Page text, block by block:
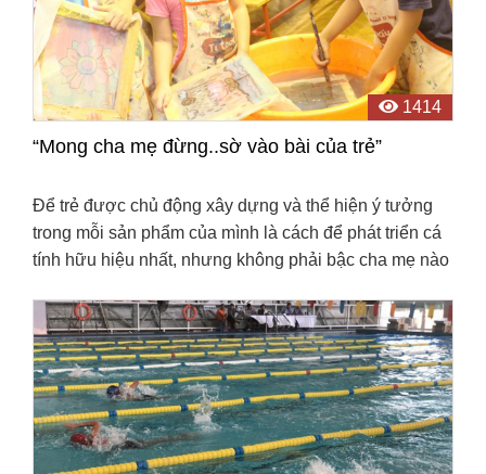
1414
“Mong cha mẹ đừng..sờ vào bài của trẻ”
Để trẻ được chủ động xây dựng và thể hiện ý tưởng
trong mỗi sản phẩm của mình là cách để phát triển cá
tính hữu hiệu nhất, nhưng không phải bậc cha mẹ nào